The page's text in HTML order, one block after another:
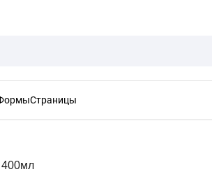
Страницы
400мл